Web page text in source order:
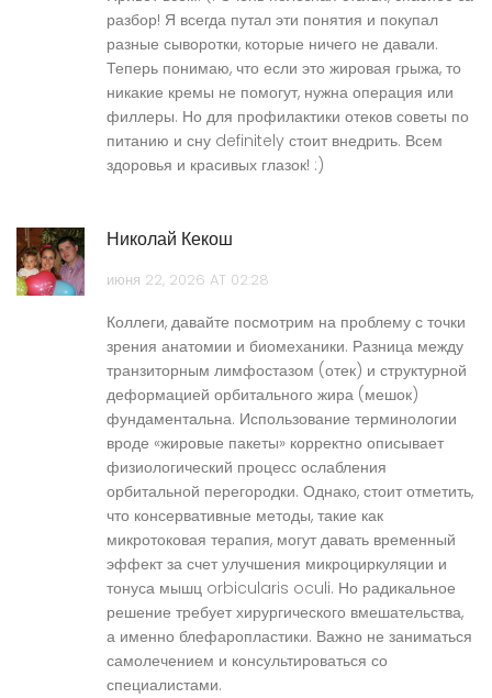
разбор! Я всегда путал эти понятия и покупал
разные сыворотки, которые ничего не давали.
Теперь понимаю, что если это жировая грыжа, то
никакие кремы не помогут, нужна операция или
филлеры. Но для профилактики отеков советы по
питанию и сну definitely стоит внедрить. Всем
здоровья и красивых глазок! :)
Николай Кекош
июня 22, 2026 AT 02:28
Коллеги, давайте посмотрим на проблему с точки
зрения анатомии и биомеханики. Разница между
транзиторным лимфостазом (отек) и структурной
деформацией орбитального жира (мешок)
фундаментальна. Использование терминологии
вроде «жировые пакеты» корректно описывает
физиологический процесс ослабления
орбитальной перегородки. Однако, стоит отметить,
что консервативные методы, такие как
микротоковая терапия, могут давать временный
эффект за счет улучшения микроциркуляции и
тонуса мышц orbicularis oculi. Но радикальное
решение требует хирургического вмешательства,
а именно блефаропластики. Важно не заниматься
самолечением и консультироваться со
специалистами.